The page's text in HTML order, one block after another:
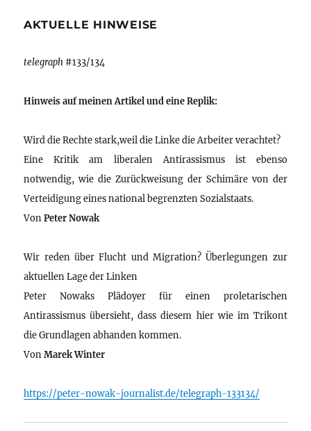
AKTUELLE HINWEISE
telegraph #133/134
Hinweis auf meinen Artikel und eine Replik:
Wird die Rechte stark,weil die Linke die Arbeiter verachtet?
Eine Kritik am liberalen Antirassismus ist ebenso
notwendig, wie die Zurückweisung der Schimäre von der
Verteidigung eines national begrenzten Sozialstaats.
VonPeter Nowak
Wir reden über Flucht und Migration? Überlegungen zur
aktuellen Lage der Linken
Peter Nowaks Plädoyer für einen proletarischen
Antirassismus übersieht, dass diesem hier wie im Trikont
die Grundlagen abhanden kommen.
VonMarek Winter
https://peter-nowak-journalist.de/telegraph-133134/